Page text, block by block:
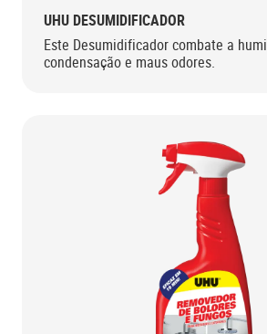
UHU DESUMIDIFICADOR
Este Desumidificador combate a
condensação e maus odores.